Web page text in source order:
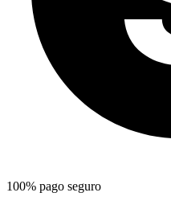
100% pago seguro